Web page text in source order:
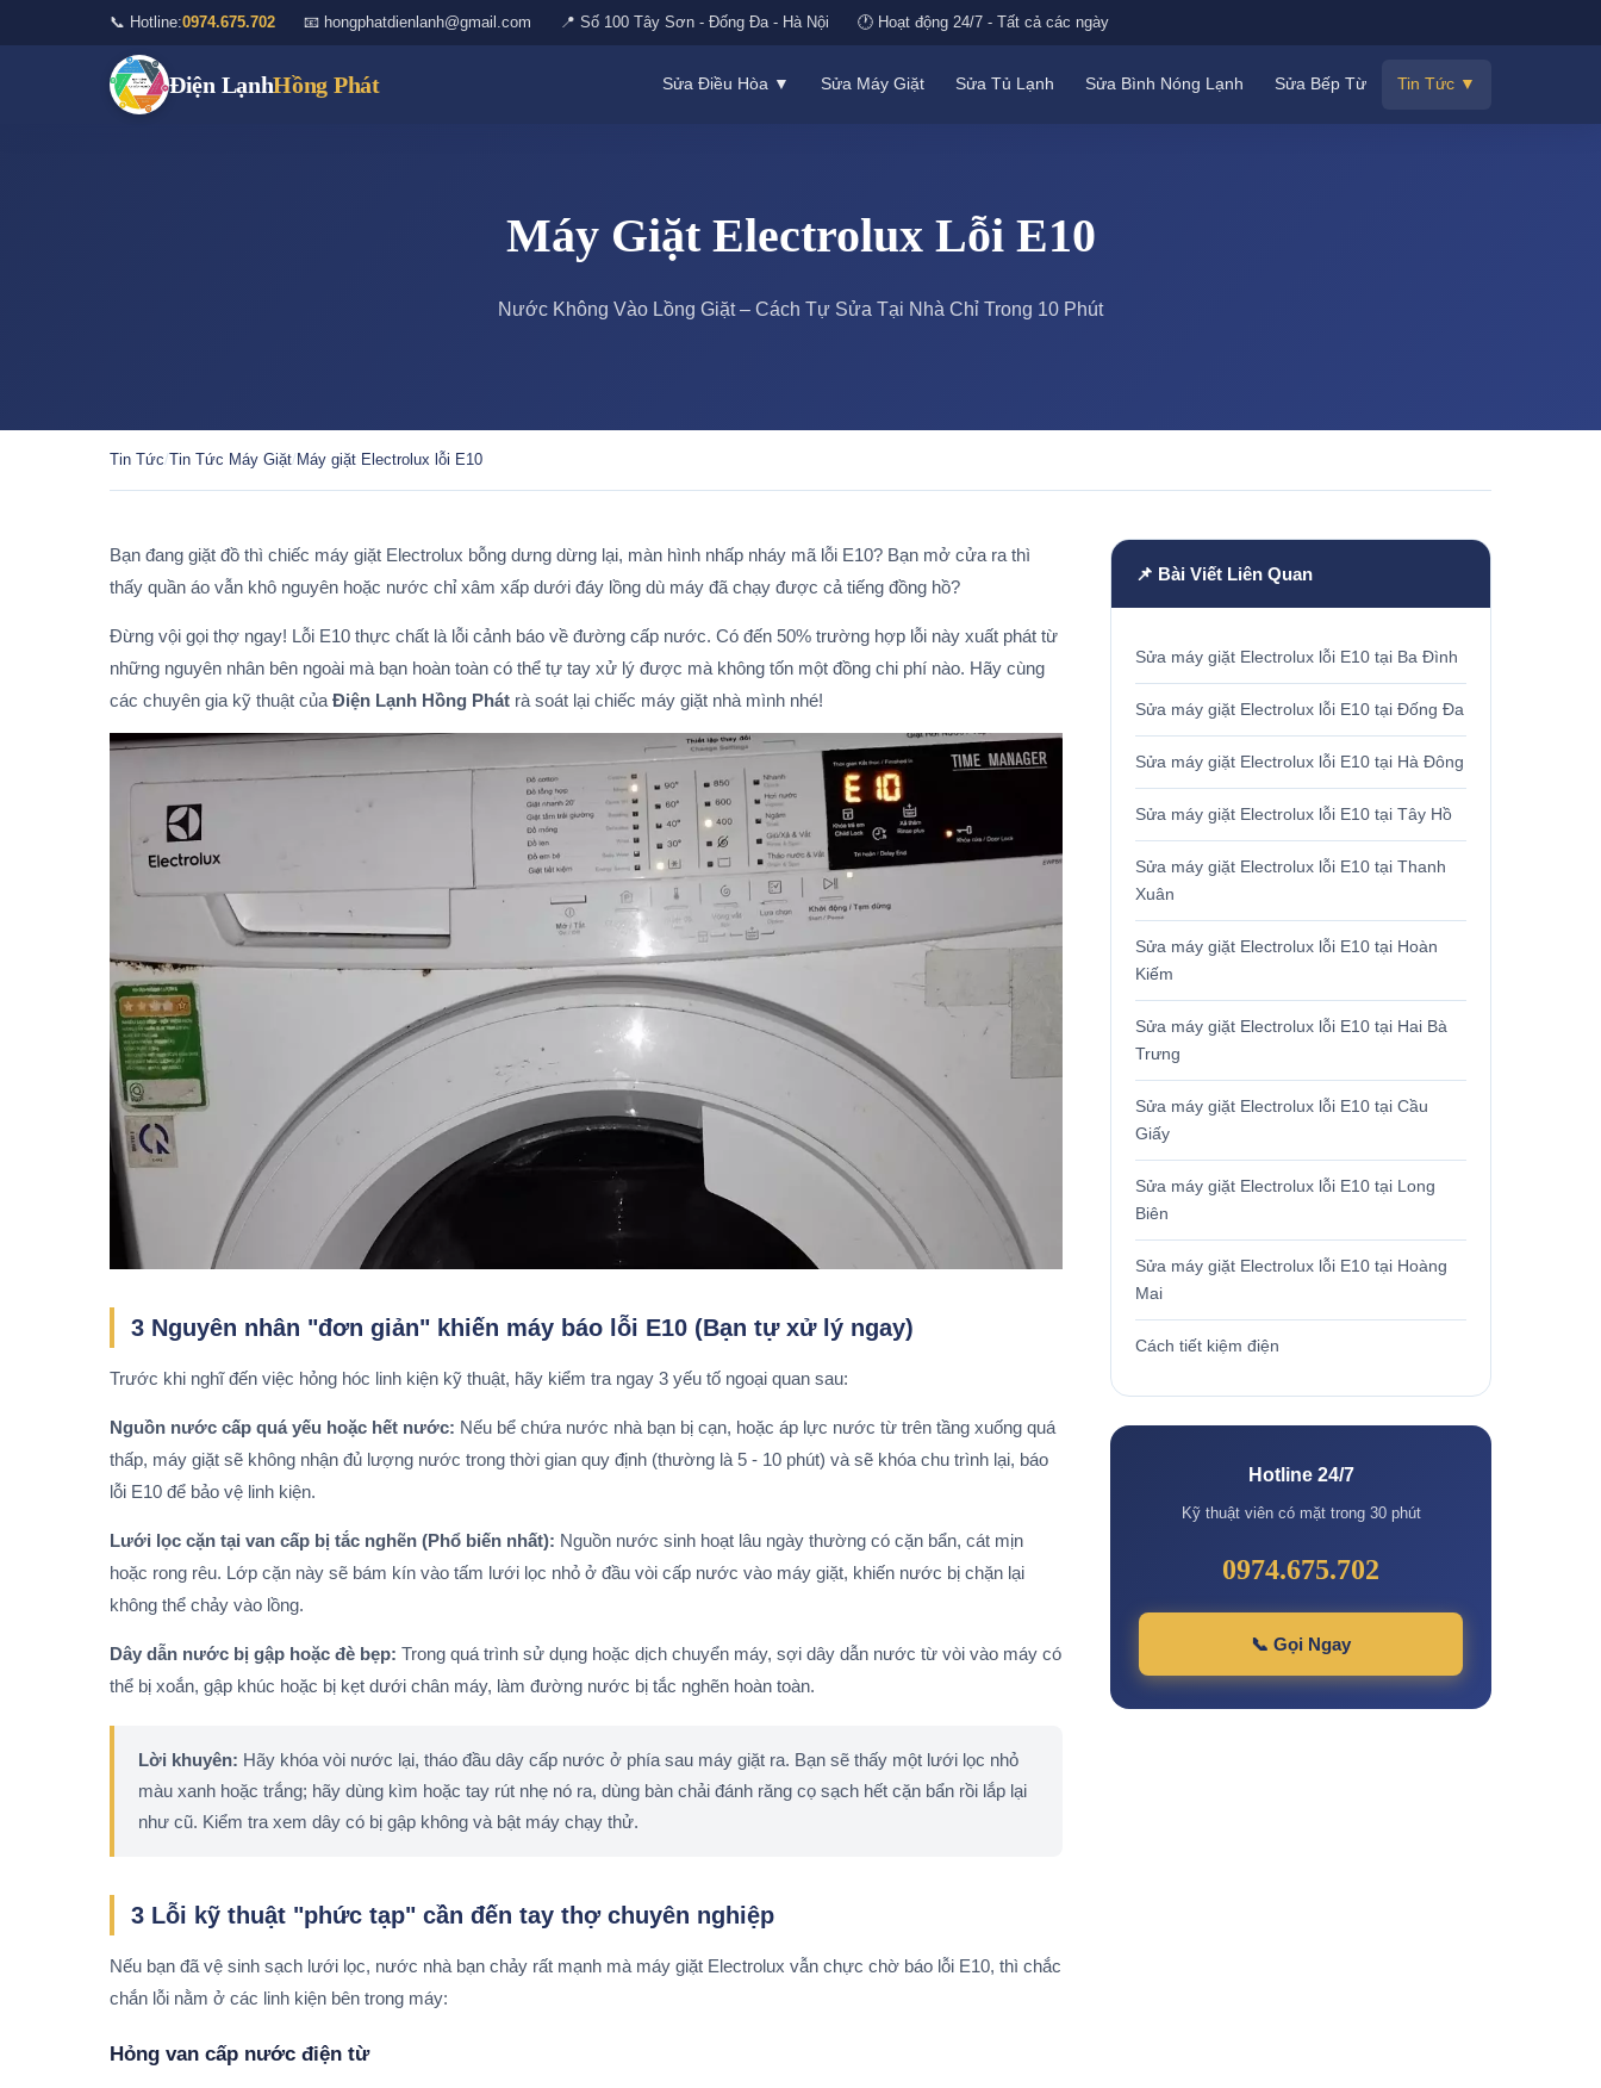
📞 Hotline:0974.675.702 📧 hongphatdienlanh@gmail.com 📍 Số 100 Tây Sơn - Đống Đa - Hà Nội 🕐 Hoạt động 24/7 - Tất cả các ngày
Điện LạnhHồng Phát Sửa Điều Hòa ▼ Sửa Máy Giặt Sửa Tủ Lạnh Sửa Bình Nóng Lạnh Sửa Bếp Từ Tin Tức ▼
Máy Giặt Electrolux Lỗi E10
Nước Không Vào Lồng Giặt – Cách Tự Sửa Tại Nhà Chỉ Trong 10 Phút
Tin Tức/Tin Tức Máy Giặt/ Máy giặt Electrolux lỗi E10
Bạn đang giặt đồ thì chiếc máy giặt Electrolux bỗng dưng dừng lại, màn hình nhấp nháy mã lỗi E10? Bạn mở cửa ra thì
thấy quần áo vẫn khô nguyên hoặc nước chỉ xâm xấp dưới đáy lồng dù máy đã chạy được cả tiếng đồng hồ?
Đừng vội gọi thợ ngay! Lỗi E10 thực chất là lỗi cảnh báo về đường cấp nước. Có đến 50% trường hợp lỗi này xuất phát từ
những nguyên nhân bên ngoài mà bạn hoàn toàn có thể tự tay xử lý được mà không tốn một đồng chi phí nào. Hãy cùng
các chuyên gia kỹ thuật của Điện Lạnh Hồng Phát rà soát lại chiếc máy giặt nhà mình nhé!
3 Nguyên nhân "đơn giản" khiến máy báo lỗi E10 (Bạn tự xử lý ngay)
Trước khi nghĩ đến việc hỏng hóc linh kiện kỹ thuật, hãy kiểm tra ngay 3 yếu tố ngoại quan sau:
Nguồn nước cấp quá yếu hoặc hết nước: Nếu bể chứa nước nhà bạn bị cạn, hoặc áp lực nước từ trên tầng xuống quá
thấp, máy giặt sẽ không nhận đủ lượng nước trong thời gian quy định (thường là 5 - 10 phút) và sẽ khóa chu trình lại, báo
lỗi E10 để bảo vệ linh kiện.
Lưới lọc cặn tại van cấp bị tắc nghẽn (Phổ biến nhất): Nguồn nước sinh hoạt lâu ngày thường có cặn bẩn, cát mịn
hoặc rong rêu. Lớp cặn này sẽ bám kín vào tấm lưới lọc nhỏ ở đầu vòi cấp nước vào máy giặt, khiến nước bị chặn lại
không thể chảy vào lồng.
Dây dẫn nước bị gập hoặc đè bẹp: Trong quá trình sử dụng hoặc dịch chuyển máy, sợi dây dẫn nước từ vòi vào máy có
thể bị xoắn, gập khúc hoặc bị kẹt dưới chân máy, làm đường nước bị tắc nghẽn hoàn toàn.
Lời khuyên: Hãy khóa vòi nước lại, tháo đầu dây cấp nước ở phía sau máy giặt ra. Bạn sẽ thấy một lưới lọc nhỏ
màu xanh hoặc trắng; hãy dùng kìm hoặc tay rút nhẹ nó ra, dùng bàn chải đánh răng cọ sạch hết cặn bẩn rồi lắp lại
như cũ. Kiểm tra xem dây có bị gập không và bật máy chạy thử.
3 Lỗi kỹ thuật "phức tạp" cần đến tay thợ chuyên nghiệp
Nếu bạn đã vệ sinh sạch lưới lọc, nước nhà bạn chảy rất mạnh mà máy giặt Electrolux vẫn chực chờ báo lỗi E10, thì chắc
chắn lỗi nằm ở các linh kiện bên trong máy:
Hỏng van cấp nước điện từ
📌 Bài Viết Liên Quan
Sửa máy giặt Electrolux lỗi E10 tại Ba Đình
Sửa máy giặt Electrolux lỗi E10 tại Đống Đa
Sửa máy giặt Electrolux lỗi E10 tại Hà Đông
Sửa máy giặt Electrolux lỗi E10 tại Tây Hồ
Sửa máy giặt Electrolux lỗi E10 tại Thanh
Xuân
Sửa máy giặt Electrolux lỗi E10 tại Hoàn
Kiếm
Sửa máy giặt Electrolux lỗi E10 tại Hai Bà
Trưng
Sửa máy giặt Electrolux lỗi E10 tại Cầu
Giấy
Sửa máy giặt Electrolux lỗi E10 tại Long
Biên
Sửa máy giặt Electrolux lỗi E10 tại Hoàng
Mai
Cách tiết kiệm điện
Hotline 24/7
Kỹ thuật viên có mặt trong 30 phút
0974.675.702
📞 Gọi Ngay